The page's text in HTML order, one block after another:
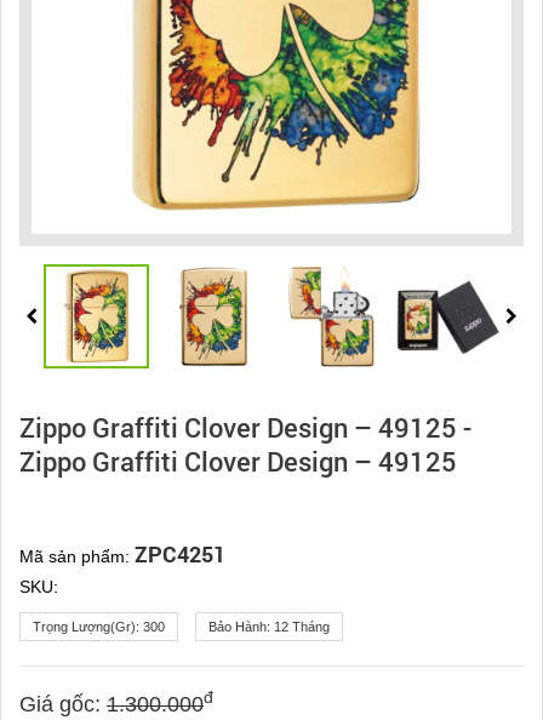
Zippo Graffiti Clover Design – 49125 -
Zippo Graffiti Clover Design – 49125
Mã sản phẩm: ZPC4251
SKU:
Trọng Lượng(gr): 300 Bảo Hành: 12 Tháng
Giá gốc: 1.300.000đ